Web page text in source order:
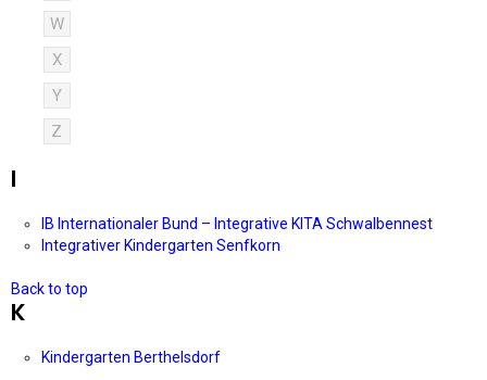
W
X
Y
Z
I
IB Internationaler Bund – Integrative KITA Schwalbennest
Integrativer Kindergarten Senfkorn
Back to top
K
Kindergarten Berthelsdorf